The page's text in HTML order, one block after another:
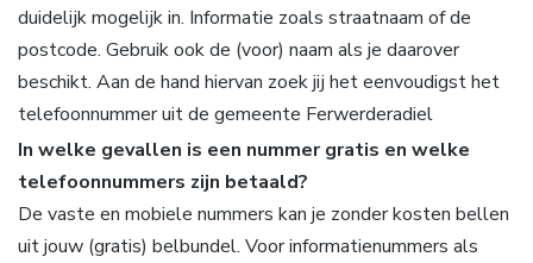
duidelijk mogelijk in. Informatie zoals straatnaam of de
postcode. Gebruik ook de (voor) naam als je daarover
beschikt. Aan de hand hiervan zoek jij het eenvoudigst het
telefoonnummer uit de gemeente Ferwerderadiel
In welke gevallen is een nummer gratis en welke
telefoonnummers zijn betaald?
De vaste en mobiele nummers kan je zonder kosten bellen
uit jouw (gratis) belbundel. Voor informatienummers als